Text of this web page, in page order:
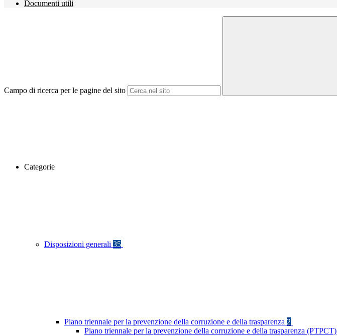
Documenti utili
Campo di ricerca per le pagine del sito
Categorie
Disposizioni generali 35
Piano triennale per la prevenzione della corruzione e della trasparenza 2
Piano triennale per la prevenzione della corruzione e della trasparenza (PTPCT)